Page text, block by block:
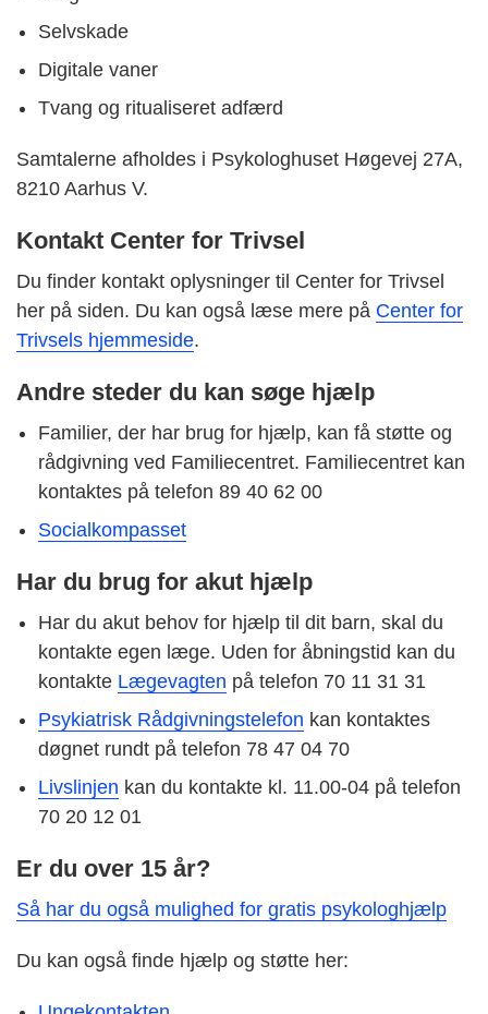
Selvskade
Digitale vaner
Tvang og ritualiseret adfærd
Samtalerne afholdes i Psykologhuset Høgevej 27A,
8210 Aarhus V.
Kontakt Center for Trivsel
Du finder kontakt oplysninger til Center for Trivsel
her på siden. Du kan også læse mere på Center for
Trivsels hjemmeside.
Andre steder du kan søge hjælp
Familier, der har brug for hjælp, kan få støtte og
rådgivning ved Familiecentret. Familiecentret kan
kontaktes på telefon 89 40 62 00
Socialkompasset
Har du brug for akut hjælp
Har du akut behov for hjælp til dit barn, skal du
kontakte egen læge. Uden for åbningstid kan du
kontakte Lægevagten på telefon 70 11 31 31
Psykiatrisk Rådgivningstelefon kan kontaktes
døgnet rundt på telefon 78 47 04 70
Livslinjen kan du kontakte kl. 11.00-04 på telefon
70 20 12 01
Er du over 15 år?
Så har du også mulighed for gratis psykologhjælp
Du kan også finde hjælp og støtte her: